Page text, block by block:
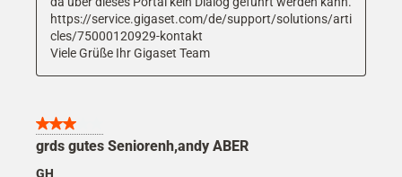
https://service.gigaset.com/de/support/solutions/arti
cles/75000120929-kontakt
Viele Grüße Ihr Gigaset Team
3 von 5 Sternen.
grds gutes Seniorenh,andy ABER
GH